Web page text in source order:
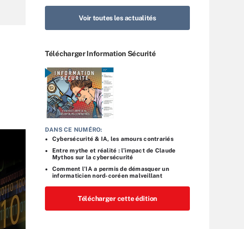
Voir toutes les actualités
Télécharger Information Sécurité
DANS CE NUMÉRO:
Cybersécurité & IA, les amours contrariés
Entre mythe et réalité : l’impact de Claude
Mythos sur la cybersécurité
Comment l’IA a permis de démasquer un
informaticien nord-coréen malveillant
Télécharger cette édition